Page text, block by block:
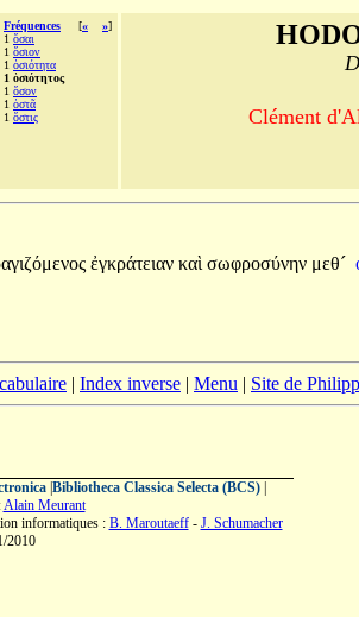
Fréquences [« »]
1 ὅσαι
1 ὅσιον
1 ὁσιότητα
1 ὁσιότητος
1 ὅσον
1 ὀστᾶ
1 ὅστις Clément
ἐγκράτειαν καὶ σωφροσύνην μεθ´
| Index inverse | Menu | Site de
| Bibliotheca Classica Selecta (BCS)|
Alain Meurant
informatiques : B. Maroutaeff- J. Schumacher
2010